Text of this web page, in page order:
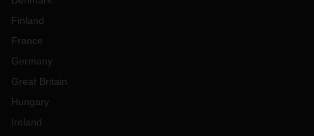
Finland
France
Germany
Great Britain
Hungary
Ireland